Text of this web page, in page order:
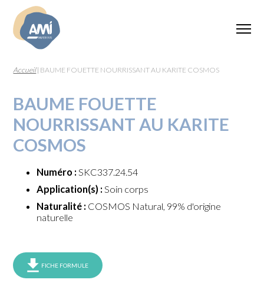
Accueil| BAUME FOUETTE NOURRISSANT AU KARITE COSMOS
BAUME FOUETTE
NOURRISSANT AU KARITE
COSMOS
Numéro : SKC337.24.54
Application(s) : Soin corps
Naturalité : COSMOS Natural, 99% d'origine
naturelle
FICHE FORMULE